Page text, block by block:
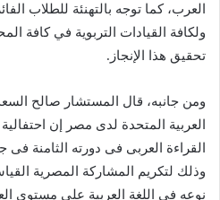
العرب، كما توجه بالتهنئة للطلاب
ولكافة القيادات التربوية في كافة
تحقيق هذا الإنجاز.
ومن جانبه، قال المستشار صالح
العربية المتحدة لدى مصر إن
القراءة العربى فى دورته الثامنة
وذلك لتكريم المشاركة المصرية
نوعه فى اللغة العربية على مستوى